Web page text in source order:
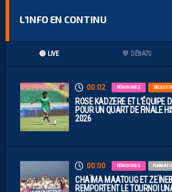
L’INFO EN CONTINU
🔴 LIVE 💬 DÉBATS
00:02 FÉMININES
ROSE KADZERE ET L’ÉQUIPE
POUR UN QUART DE FINALE
2026
00:00 FÉMININES
CHAÏMA MAATOUG ET
REMPORTENT LE TOURNOI